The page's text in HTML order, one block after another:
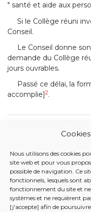
Nous utilisons des cookies
site web et pour vous
possible de navigation. Ce
fonctionnels, lesquels sont
fonctionnement du site et
systèmes et ne requièrent
[j'accepte] afin de
" santé et aide aux
Si le Collège réuni
Conseil.
Le Conseil donne
demande du Collège
jours ouvrables.
Passé ce délai, la
accomplie]2.
<ORD 2023-07-20/11,
BANQUE DE
23 MARS 2017. -
bicommunautaire de
des prestations